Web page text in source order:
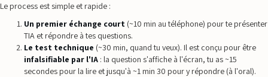
Le process est simple et rapide :
Un premier échange court (~10 min au téléphone) pour te présenter
TIA et répondre à tes questions.
Le test technique (~30 min, quand tu veux). Il est conçu pour être
infalsifiable par l'IA : la question s'affiche à l'écran, tu as ~15
secondes pour la lire et jusqu'à ~1 min 30 pour y répondre (à l'oral).